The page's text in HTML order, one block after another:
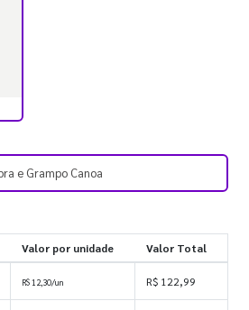
e Grampo Canoa
Valor por unidade Valor Total
R$ 12,30/un R$ 122,99